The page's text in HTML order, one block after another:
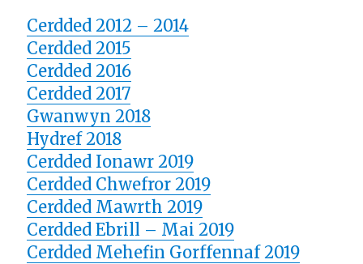
Cerdded 2012 – 2014
Cerdded 2015
Cerdded 2016
Cerdded 2017
Gwanwyn 2018
Hydref 2018
Cerdded Ionawr 2019
Cerdded Chwefror 2019
Cerdded Mawrth 2019
Cerdded Ebrill – Mai 2019
Cerdded Mehefin Gorffennaf 2019